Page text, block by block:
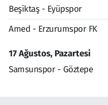
Beşiktaş - Eyüpspor
Amed - Erzurumspor FK
17 Ağustos, Pazartesi
Samsunspor - Göztepe